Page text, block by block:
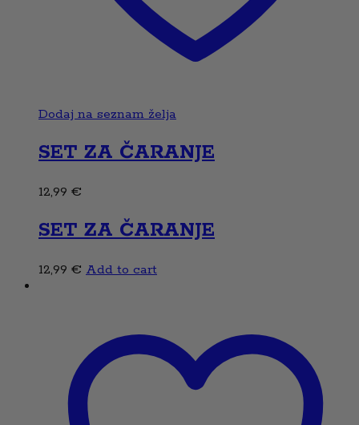
Dodaj na seznam želja
SET ZA ČARANJE
12,99 €
SET ZA ČARANJE
12,99 € Add to cart